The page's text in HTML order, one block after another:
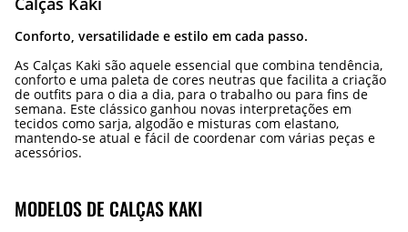
Conforto, versatilidade e estilo em cada passo.
As Calças Kaki são aquele essencial que combina tendência,
conforto e uma paleta de cores neutras que facilita a criação
de outfits para o dia a dia, para o trabalho ou para fins de
semana. Este clássico ganhou novas interpretações em
tecidos como sarja, algodão e misturas com elastano,
mantendo-se atual e fácil de coordenar com várias peças e
acessórios.
MODELOS DE CALÇAS KAKI